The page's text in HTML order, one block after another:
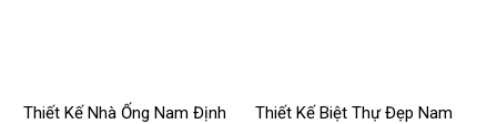
Thiết Kế Nhà Ống Nam Định
Thiết Kế Biệt Thự Đẹp Nam